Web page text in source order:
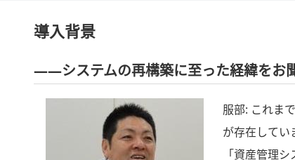
導入背景
――システムの再構築に至った経緯をお
服部: これま
が存在してい
「資産管理